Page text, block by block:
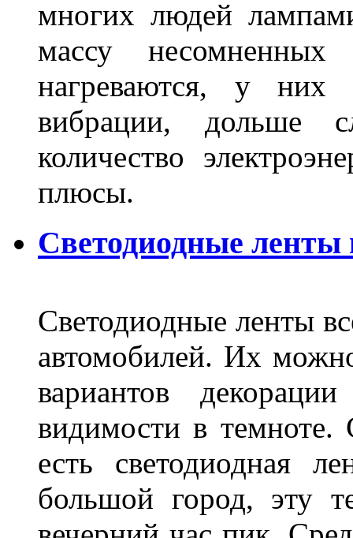
многих людей
массу
нагреваются, у них
вибрации, дольше
количество
плюсы.
Светодиодные
Светодиодные ленты
автомобилей. Их
вариантов
видимости в темноте.
есть светодиодная
большой город, эту